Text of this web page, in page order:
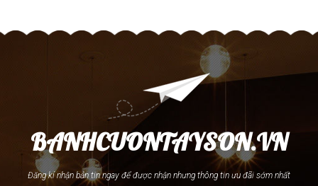
BANHCUONTAYSON.VN
Đăng kí nhận bản tin ngay để được nhận nhưng thông tin ưu đãi sớm nhất